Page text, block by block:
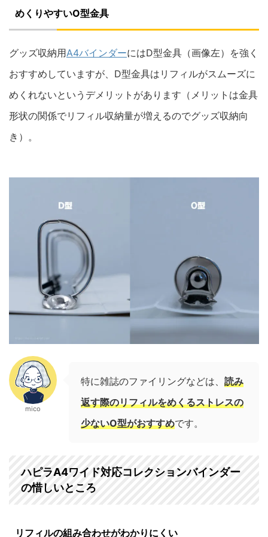
めくりやすいO型金具
グッズ収納用A4バインダーにはD型金具（画像左）を強く
おすすめしていますが、D型金具はリフィルがスムーズに
めくれないというデメリットがあります（メリットは金具
形状の関係でリフィル収納量が増えるのでグッズ収納向
き）。
mico
特に雑誌のファイリングなどは、 読み
返す際のリフィルをめくるストレスの
少ないO型がおすすめです。
ハピラA4ワイド対応コレクションバインダー
の惜しいところ
リフィルの組み合わせがわかりにくい